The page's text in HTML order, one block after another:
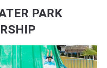
PARK